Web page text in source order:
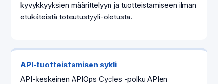
kyvykkyyksien määrittelyyn ja tuotteistamiseen ilman
etukäteistä toteutustyyli-oletusta.
API-tuotteistamisen sykli
API-keskeinen APIOps Cycles -polku APIen